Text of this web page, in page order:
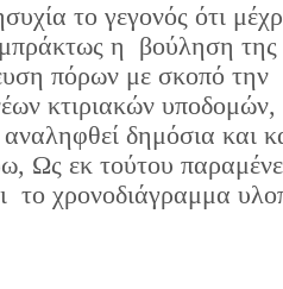
το γεγονός ότι
η βούληση της
πόρων με σκοπό την
κτιριακών
δημόσια και
Ως εκ τούτου
το χρονοδιάγραμμα